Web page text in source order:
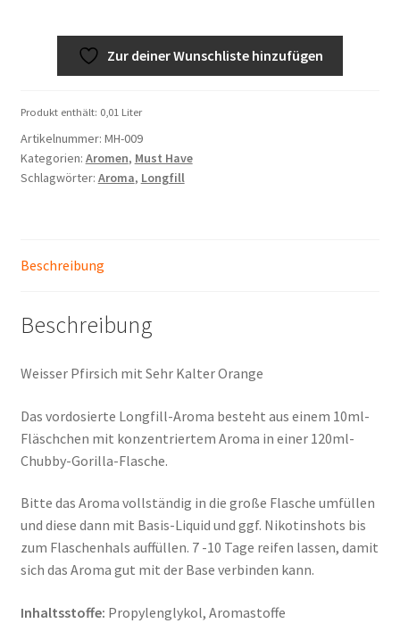
Menge
Zur deiner Wunschliste hinzufügen
Produkt enthält: 0,01 Liter
Artikelnummer: MH-009
Kategorien: Aromen, Must Have
Schlagwörter: Aroma, Longfill
Beschreibung
Beschreibung
Weisser Pfirsich mit Sehr Kalter Orange
Das vordosierte Longfill-Aroma besteht aus einem 10ml-
Fläschchen mit konzentriertem Aroma in einer 120ml-
Chubby-Gorilla-Flasche.
Bitte das Aroma vollständig in die große Flasche umfüllen
und diese dann mit Basis-Liquid und ggf. Nikotinshots bis
zum Flaschenhals auffüllen. 7 -10 Tage reifen lassen, damit
sich das Aroma gut mit der Base verbinden kann.
Inhaltsstoffe: Propylenglykol, Aromastoffe